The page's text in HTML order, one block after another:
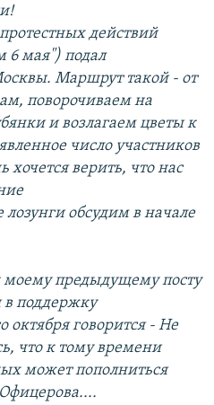
действий
6 мая") подал
Маршрут такой - от
поворочиваем на
и возлагаем цветы к
число участников
верить, что нас
обсудим в начале
предыдущему посту
поддержку
октября говорится - Не
что к тому времени
может пополниться